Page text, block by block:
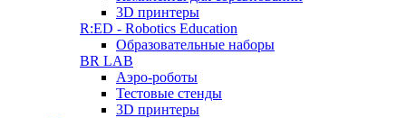
3D принтеры
R:ED - Robotics Education
Образовательные наборы
BR LAB
Аэро-роботы
Тестовые стенды
3D принтеры